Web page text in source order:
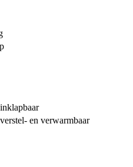
en verwarmbaar